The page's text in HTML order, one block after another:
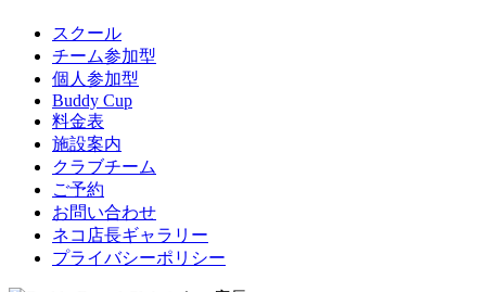
スクール
チーム参加型
個人参加型
Buddy Cup
料金表
施設案内
クラブチーム
ご予約
お問い合わせ
ネコ店長ギャラリー
プライバシーポリシー